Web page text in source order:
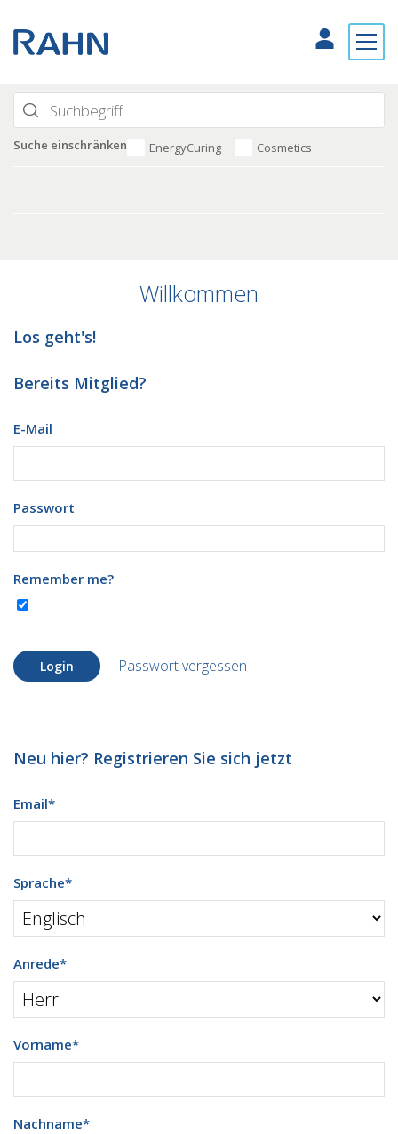
Suche einschränken EnergyCuring Cosmetics
Willkommen
Los geht's!
Bereits Mitglied?
E-Mail
Passwort
Remember me?
Login Passwort vergessen
Neu hier? Registrieren Sie sich jetzt
Email*
Sprache*
Anrede*
Vorname*
Nachname*